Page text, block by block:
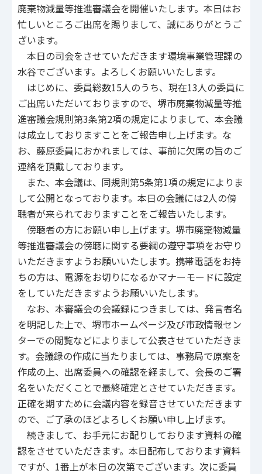
廃棄物減量等推進審議会を開催いたします。本日はお
忙しいところご出席を賜りまして、誠にありがとうご
ざいます。
本日の司会をさせていただきます環境事業管理課の
水谷でございます。よろしくお願いいたします。
はじめに、委員総数15人のうち、現在13人の委員に
ご出席いただいておりますので、堺市廃棄物減量等推
進審議会規則第3条第2項の規定によりまして、本会議
は成立しておりますことをご報告申し上げます。な
お、藤原委員におかれましては、事前に欠席の旨のご
連絡を頂戴しております。
また、本会議は、同規則第5条第1項の規定によりま
して公開となっております。本日の会議には2人の傍
聴者が来られておりますことをご報告いたします。
傍聴者の方にお願い申し上げます。堺市廃棄物減量
等推進審議会の傍聴に関する要綱の遵守事項をお守り
いただきますようお願いいたします。携帯電話をお持
ちの方は、電源をお切りになるかマナーモードに設定
をしていただきますようお願いいたします。
なお、本審議会の会議録につきましては、発言者名
を明記した上で、堺市ホームページ及び市政情報セン
ターでの閲覧などによりまして公表させていただきま
す。会議録の作成に当たりましては、事務局で原案を
作成の上、出席委員への確認を経まして、会長のご署
名をいただくことで最終確定とさせていただきます。
正確を期すために会議内容を録音させていただきます
ので、ご了承のほどよろしくお願い申し上げます。
続きまして、お手元にお配りしております資料の確
認をさせていただきます。本日配布しております資料
ですが、1番上が本日の次第でございます。次に委員